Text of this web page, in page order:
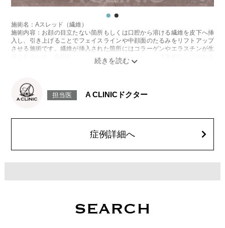
施術名：Aスレッド（繊維）
施術内容：お顔の目立たない箇所もしくは口腔から溶ける繊維を皮下へ挿
入し、引き上げることでフェイスラインや中顔面のたるみをリフトアップ
させる施術です。繊維が挿入された箇所にはコラーゲンやエラスチンが生
成されるため、長期的な美肌効果、肌質の改善効果、将来的なシワやたる
みの予防効果が期待できます。
とがございます。また、稀ではありますが、施術部位の細菌感染症、皮膚
のよれ、繊維の突出などが生じることがございます。化膿止め・痛み止め
費用：1部位 184,800円(税込)
オプション：笑気麻酔 3,300円(税込)
担当医 A CLINICドクター
症例詳細へ
SEARCH